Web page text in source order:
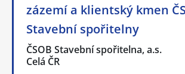
zázemí a klientský kmen
Stavební spořitelny
ČSOB Stavební spořitelna, a.s.
Celá ČR